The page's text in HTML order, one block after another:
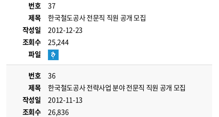
번호
37
제목
한국철도공사 전문직 직원 공개 모집
작성일
2012-12-23
조회수
25,244
파일
번호
36
제목
한국철도공사 전략사업 분야 전문직 직원 공개 모집
작성일
2012-11-13
조회수
26,836